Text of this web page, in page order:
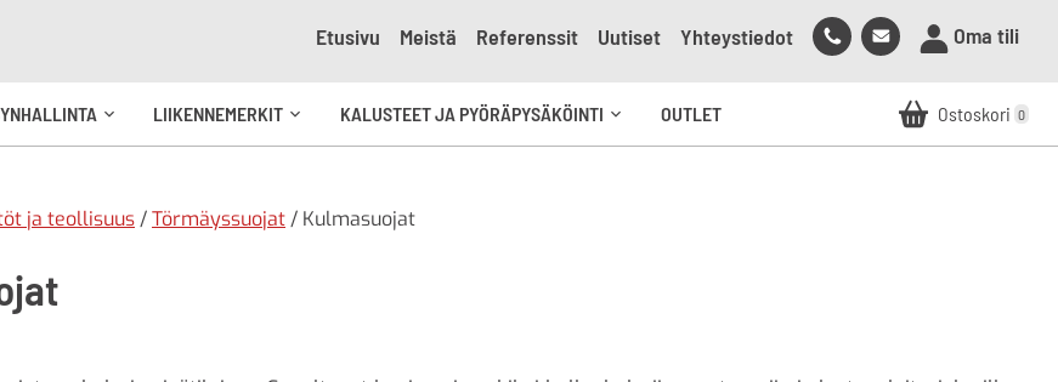
Etusivu Meistä Referenssit Uutiset Yhteystiedot
Soita
meille
Lähetä
meille
Oma tili
LIIKENNEMERKIT
KALUSTEET JA PYÖRÄPYSÄKÖINTI
OUTLET Ostoskori 0
ja teollisuus /Törmäyssuojat / Kulmasuojat